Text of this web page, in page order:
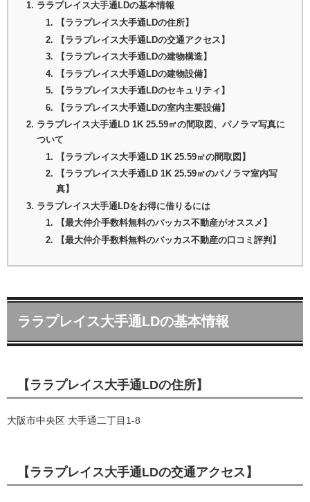
ララプレイス大手通LDの基本情報
【ララプレイス大手通LDの住所】
【ララプレイス大手通LDの交通アクセス】
【ララプレイス大手通LDの建物構造】
【ララプレイス大手通LDの建物設備】
【ララプレイス大手通LDのセキュリティ】
【ララプレイス大手通LDの室内主要設備】
ララプレイス大手通LD 1K 25.59㎡の間取図、パノラマ写真に
ついて
【ララプレイス大手通LD 1K 25.59㎡の間取図】
【ララプレイス大手通LD 1K 25.59㎡のパノラマ室内写
真】
ララプレイス大手通LDをお得に借りるには
【最大仲介手数料無料のバッカス不動産がオススメ】
【最大仲介手数料無料のバッカス不動産の口コミ評判】
ララプレイス大手通LDの基本情報
【ララプレイス大手通LDの住所】
大阪市中央区 大手通二丁目1-8
【ララプレイス大手通LDの交通アクセス】